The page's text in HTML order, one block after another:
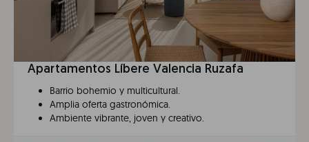
Apartamentos Líbere Valencia Ruzafa
Barrio bohemio y multicultural.
Amplia oferta gastronómica.
Ambiente vibrante, joven y creativo.